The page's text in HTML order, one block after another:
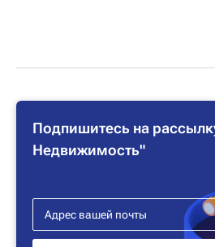
Подпишитесь на
Недвижимость"